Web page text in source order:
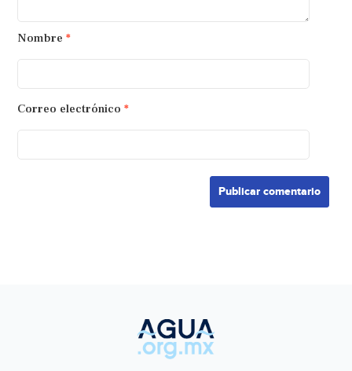
Nombre *
Correo electrónico *